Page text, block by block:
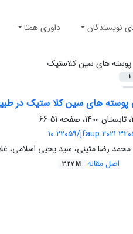
نویسندگان داوری همتا
پوسته های سین کلاستیک
1
پوسته های سین کلا ستیک در
51-66
10.22059/
محمد رضا متینی، سید یحیی اسلامی،
اصل مقاله 3.27 M